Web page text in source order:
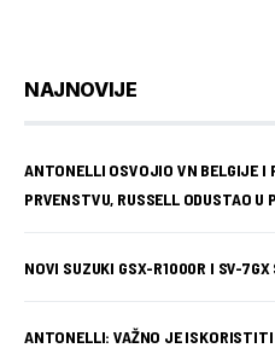
NAJNOVIJE
ANTONELLI OSVOJIO VN BELGIJE I
PRVENSTVU, RUSSELL ODUSTAO U
NOVI SUZUKI GSX-R1000R I SV-7GX
ANTONELLI: VAŽNO JE ISKORISTITI